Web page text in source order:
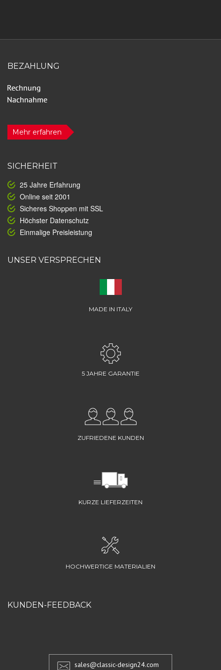
BEZAHLUNG
Mehr erfahren
SICHERHEIT
25 Jahre Erfahrung
Online seit 2001
Sicheres Shoppen mit SSL
Höchster Datenschutz
Einmalige Preisleistung
UNSER VERSPRECHEN
MADE IN ITALY
5 JAHRE GARANTIE
ZUFRIEDENE KUNDEN
KURZE LIEFERZEITEN
HOCHWERTIGE MATERIALIEN
KUNDEN-FEEDBACK
sales@classic-design24.com